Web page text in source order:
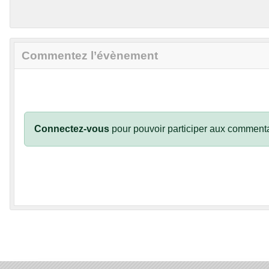
Commentez l’évènement
Connectez-vous pour pouvoir participer aux